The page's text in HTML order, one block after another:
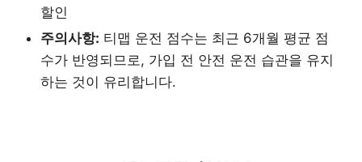
할인
주의사항: 티맵 운전 점수는 최근 6개월 평균 점
수가 반영되므로, 가입 전 안전 운전 습관을 유지
하는 것이 유리합니다.